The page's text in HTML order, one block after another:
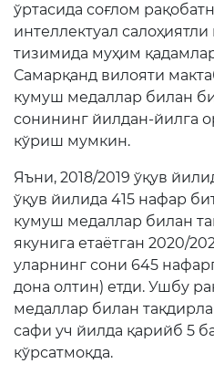
ўртасида соғлом
интеллектуал
тизимида муҳим
Самарқанд вилояти
кумуш медаллар билан
сонининг йилдан-йилга
кўриш мумкин.
Яъни, 2018/2019 ўқув
ўқув йилида 415 нафар
кумуш медаллар билан
якунига етаётган 2020/
уларнинг сони 645
дона олтин) етди. Ушбу
медаллар билан
сафи уч йилда қарийб 5
кўрсатмоқда.